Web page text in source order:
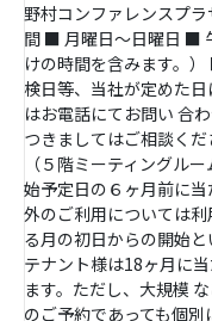
野村コンファレンスプ
間 ■ 月曜日～日曜日 ■
けの時間を含みます。
検日等、当社が定めた
はお電話にてお問い 合
つきましてはご相談く
（５階ミーティングル
始予定日の６ヶ月前に
外のご利用については
る月の初日からの開始
テナント様は18ヶ月に
ます。ただし、大規模
のご予約であっても個